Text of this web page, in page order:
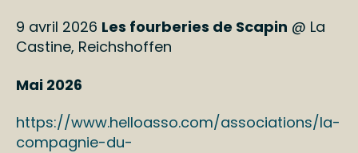
9 avril 2026 Les fourberies de Scapin @ La
Castine, Reichshoffen
Mai 2026
https://www.helloasso.com/associations/la-
compagnie-du-